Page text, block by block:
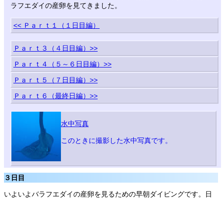
ラフエダイの産卵を見てきました。
<< Ｐａｒｔ１（１日目編）
Ｐａｒｔ３（４日目編）>>
Ｐａｒｔ４（５～６日目編）>>
Ｐａｒｔ５（７日目編）>>
Ｐａｒｔ６（最終日編）>>
水中写真
このときに撮影した水中写真です。
３日目
いよいよバラフエダイの産卵を見るための早朝ダイビングです。日